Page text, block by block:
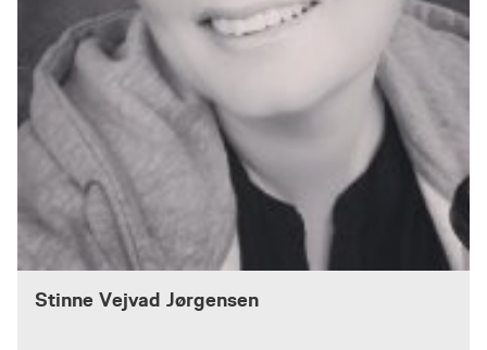
Stinne Vejvad Jørgensen